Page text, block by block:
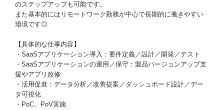
のステップアップも可能です。
また基本的にはリモートワーク勤務が中心で長期的に働きやすい
環境です◎
【具体的な仕事内容】
・SaaSアプリケーション導入：要件定義／設計／開発／テスト
・SaaSアプリケーションの運用／保守：製品バージョンアップ支
援やアプリ改修
・活用促進：データ分析／改善提案／ダッシュボード設計／デー
タ可視化
・PoC、PoV実施